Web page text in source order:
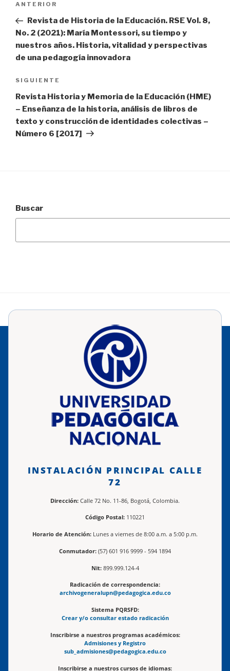
entradas
Entrada
anterior:
ANTERIOR
Revista de Historia de la Educación. RSE Vol. 8,
No. 2 (2021): María Montessori, su tiempo y
nuestros años. Historia, vitalidad y perspectivas
de una pedagogía innovadora
Siguiente
entrada
SIGUIENTE
Revista Historia y Memoria de la Educación (HME)
– Enseñanza de la historia, análisis de libros de
texto y construcción de identidades colectivas –
Número 6 [2017]
Buscar
INSTALACIÓN PRINCIPAL CALLE
72
Dirección: Calle 72 No. 11-86, Bogotá, Colombia.
Código Postal: 110221
Horario de Atención: Lunes a viernes de 8:00 a.m. a 5:00 p.m.
Conmutador: (57) 601 916 9999 - 594 1894
Nit:899.999.124-4
Radicación de correspondencia:
archivogeneralupn@pedagogica.edu.co
Sistema PQRSFD:
Crear y/o consultar estado radicación
Inscribirse a nuestros programas académicos:
Admisiones y Registro
sub_admisiones@pedagogica.edu.co
Inscribirse a nuestros cursos de idiomas: